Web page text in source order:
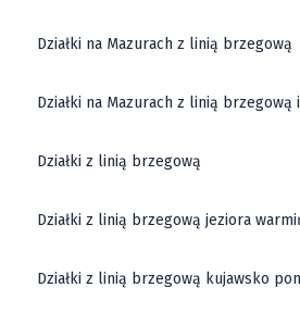
Działki na Mazurach z linią brzegową
Działki na Mazurach z linią brzegową
Działki z linią brzegową
Działki z linią brzegową jeziora
Działki z linią brzegową kujawsko